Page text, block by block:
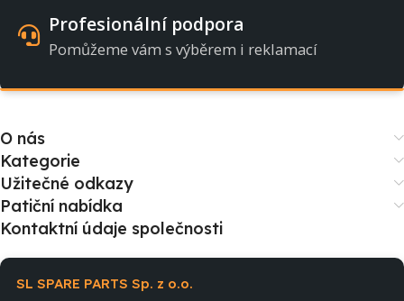
Profesionální podpora
Pomůžeme vám s výběrem i reklamací
O nás
Kategorie
Užitečné odkazy
Patiční nabídka
Kontaktní údaje společnosti
SL SPARE PARTS Sp. z o.o.